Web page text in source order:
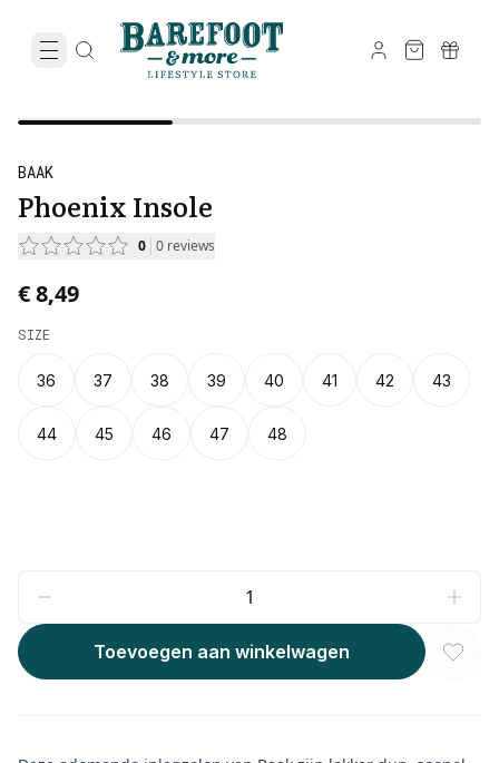
BAAK
Phoenix Insole
0 0 reviews
€ 8,49
SIZE
36 37 38 39 40 41 42 43
44 45 46 47 48
Toevoegen aan winkelwagen